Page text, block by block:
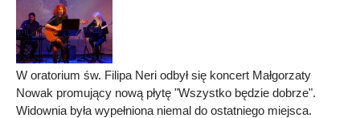
W oratorium św. Filipa Neri odbył się koncert Małgorzaty
Nowak promujący nową płytę "Wszystko będzie dobrze".
Widownia była wypełniona niemal do ostatniego miejsca.